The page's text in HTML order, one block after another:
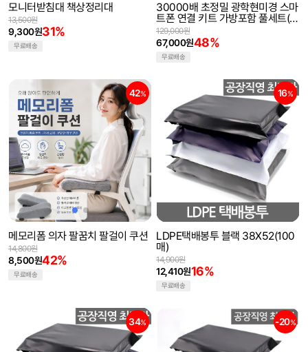
모니터받침대 책상정리대
9,300원31%
13,500원
무료배송
30000배 초정밀 광학현미경 스마
트폰 연결 키트 가방포함 풀세트(해
외직구)
67,000원48%
129,000원
무료배송
42%
메모리폼 의자 팔꿈치 팔걸이 쿠션
8,500원42%
14,800원
무료배송
16%
LDPE택배봉투 블랙 38X52(100
매)
12,410원16%
14,900원
무료배송
34% -20%